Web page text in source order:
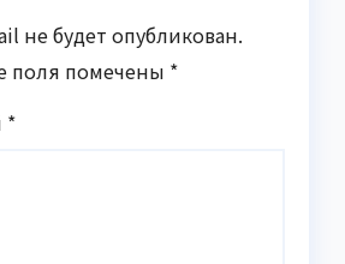
не будет опубликован.
поля помечены *
*